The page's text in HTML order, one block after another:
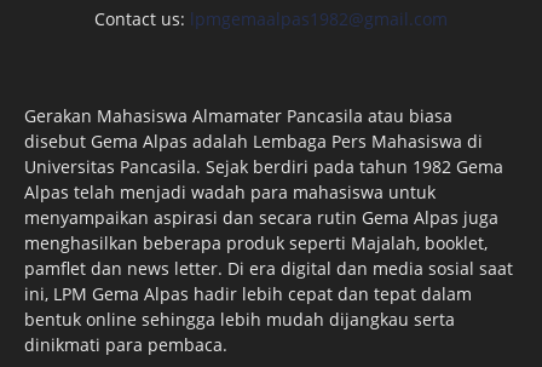
Contact us: lpmgemaalpas1982@gmail.com
Gerakan Mahasiswa Almamater Pancasila atau biasa
disebut Gema Alpas adalah Lembaga Pers Mahasiswa di
Universitas Pancasila. Sejak berdiri pada tahun 1982 Gema
Alpas telah menjadi wadah para mahasiswa untuk
menyampaikan aspirasi dan secara rutin Gema Alpas juga
menghasilkan beberapa produk seperti Majalah, booklet,
pamflet dan news letter. Di era digital dan media sosial saat
ini, LPM Gema Alpas hadir lebih cepat dan tepat dalam
bentuk online sehingga lebih mudah dijangkau serta
dinikmati para pembaca.